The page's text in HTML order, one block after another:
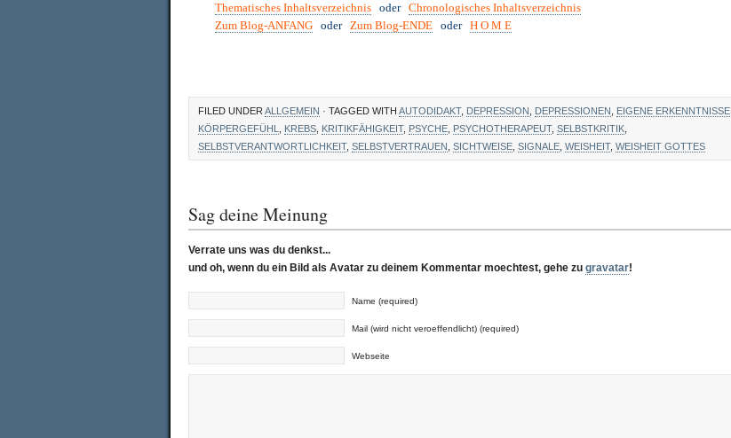
Thematisches Inhaltsverzeichnis oder Chronologisches Inhaltsverzeichnis
Zum Blog-ANFANG oder Zum Blog-ENDE oder H O M E
FILED UNDER ALLGEMEIN · TAGGED WITH AUTODIDAKT, DEPRESSION DEPRESSIONEN EIGENE ERKENNTNISSE
KÖRPERGEFÜHL
KREBS KRITIKFÄHIGKEIT, PSYCHE PSYCHOTHERAPEUT, SELBSTKRITIK
SELBSTVERANTWORTLICHKEIT, SELBSTVERTRAUEN SICHTWEISE SIGNALE WEISHEIT, WEISHEIT GOTTES
Sag deine Meinung
Verrate uns was du denkst...
und oh, wenn du ein Bild als Avatar zu deinem Kommentar moechtest, gehe zu gravatar!
Name (required)
Mail (wird nicht veroeffendlicht) (required)
Webseite